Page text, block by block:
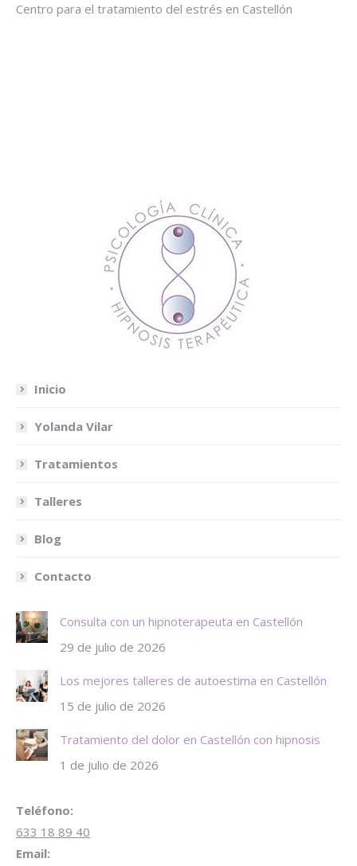
Centro para el tratamiento del estrés en Castellón
Inicio
Yolanda Vilar
Tratamientos
Talleres
Blog
Contacto
Consulta con un hipnoterapeuta en Castellón
29 de julio de 2026
Los mejores talleres de autoestima en Castellón
15 de julio de 2026
Tratamiento del dolor en Castellón con hipnosis
1 de julio de 2026
Teléfono:
633 18 89 40
Email: